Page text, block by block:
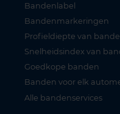
Bandenlabel
Bandenmarkeringen
Profieldiepte van
Snelheidsindex van
Goedkope banden
Banden voor elk
Alle bandenservices